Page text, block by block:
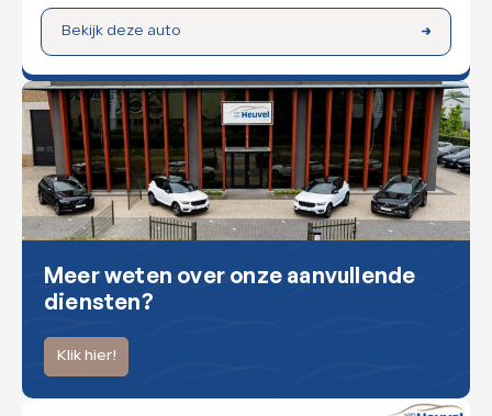
Bekijk deze auto
Meer weten over onze aanvullende
diensten?
Klik hier!